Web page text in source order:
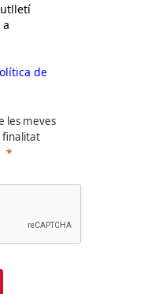
de
les meves
finalitat